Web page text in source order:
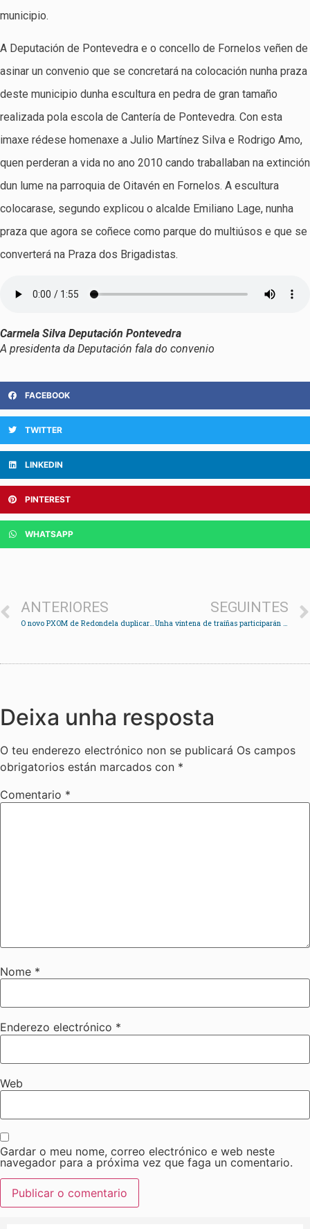
municipio.
A Deputación de Pontevedra e o concello de Fornelos veñen de
asinar un convenio que se concretará na colocación nunha praza
deste municipio dunha escultura en pedra de gran tamaño
realizada pola escola de Cantería de Pontevedra. Con esta
imaxe rédese homenaxe a Julio Martínez Silva e Rodrigo Amo,
quen perderan a vida no ano 2010 cando traballaban na extinción
dun lume na parroquia de Oitavén en Fornelos. A escultura
colocarase, segundo explicou o alcalde Emiliano Lage, nunha
praza que agora se coñece como parque do multiúsos e que se
converterá na Praza dos Brigadistas.
Carmela Silva Deputación Pontevedra
A presidenta da Deputación fala do convenio
FACEBOOK
TWITTER
LINKEDIN
PINTEREST
WHATSAPP
ANTERIORES
O novo PXOM de Redondela duplicará a disponibilidade de solo urbano
SEGUINTES
Unha vintena de traíñas participarán no Memorial Paco Fenosa organizado polo C.R. Chapela
Deixa unha resposta
O teu enderezo electrónico non se publicará Os campos
obrigatorios están marcados con *
Comentario *
Nome *
Enderezo electrónico *
Web
Gardar o meu nome, correo electrónico e web neste
navegador para a próxima vez que faga un comentario.